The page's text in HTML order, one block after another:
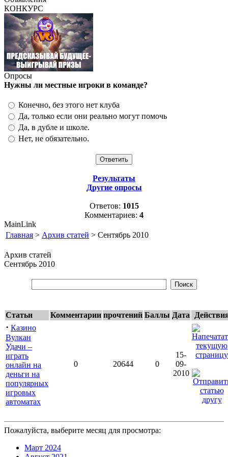
КОНКУРС
Опросы
Нужны ли местные игроки в команде?
Конечно, без этого нет клуба
Да, только если они реально могут помочь
Да, в дубле и школе.
Нет, не обязательно.
Результаты
Другие опросы
Ответов: 1015
Комментариев: 4
MainLink
Главная > Архив статей > Сентябрь 2010
Архив статей
Сентябрь 2010
Статьи Комментарии прочтений Баллы Дата
· Казино
Вулкан
Удачи –
играть
онлайн на
деньги на
популярных
игровых
автоматах
0 20644 0
15-
09-
2010
Пожалуйста, выберите месяц для просмотра:
Март 2024